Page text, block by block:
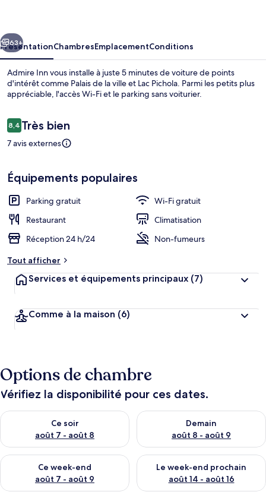
Suivant
63+
PrésentationChambresEmplacementConditions
Admire Inn vous installe à juste 5 minutes de voiture de points
d'intérêt comme Palais de la ville et Lac Pichola. Parmi les petits plus
appréciable, l'accès Wi-Fi et le parking sans voiturier.
Avis
voyageurs
8,48,4 sur 10
Très bien
7 avis externes
Équipements populaires
Parking gratuit
Wi-Fi gratuit
Restaurant
Climatisation
Réception 24 h/24
Non-fumeurs
Tout afficher
Services et équipements principaux (7)
Comme à la maison (6)
Options de chambre
Vérifiez la disponibilité pour ces dates.
Ce soir
août 7 - août 8
Vérifier la disponibilité pour ce soir août 7 - août 8
Demain
août 8 - août 9
Vérifier la disponibilité pour
Ce week-end
août 7 - août 9
Vérifier la disponibilité pour ce week-end août 7 - août 9
Le week-end prochain
août 14 - août 16
Vérifier la disponibilité pour